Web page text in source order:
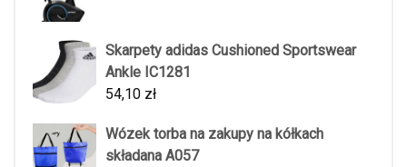
Skarpety adidas Cushioned Sportswear
Ankle IC1281
54,10 zł
Wózek torba na zakupy na kółkach
składana A057